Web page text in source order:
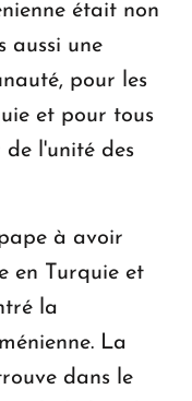
était non
aussi une
pour les
et pour tous
l'unité des
à avoir
en Turquie et
la
La
dans le